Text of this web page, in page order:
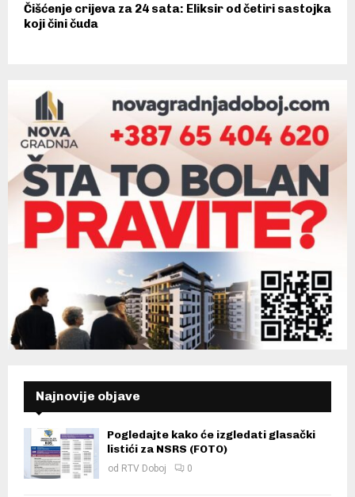
Čišćenje crijeva za 24 sata: Eliksir od četiri sastojka
koji čini čuda
Najnovije objave
Pogledajte kako će izgledati glasački
listići za NSRS (FOTO)
od RTV Doboj 0